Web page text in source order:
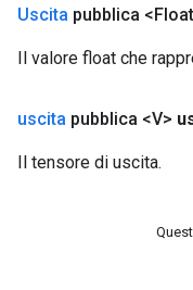
Uscita pubblica
Il valore float che
uscita pubblica <V>
Il tensore di uscita.